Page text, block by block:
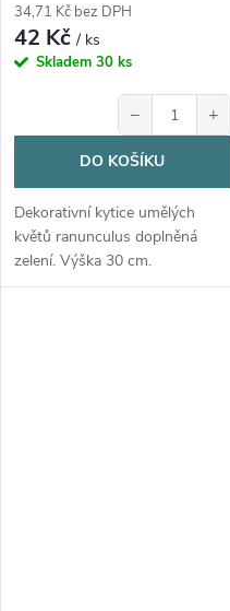
34,71 Kč bez DPH
42 Kč/ ks
Skladem 30 ks
− +
DO KOŠÍKU
Dekorativní kytice umělých
květů ranunculus doplněná
zelení. Výška 30 cm.